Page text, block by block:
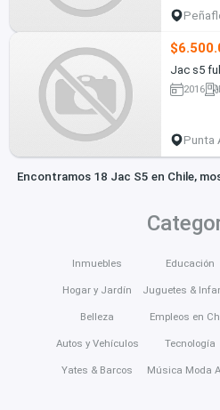
Jac s5 ful
2016
Punta
Encontramos 18 Jac S5 en Chile,
Inmuebles
Hogar y Jardín
Belleza
Autos y Vehículos
Yates & Barcos
Educación
Juguetes &
Empleos en
Tecnología
Música Moda